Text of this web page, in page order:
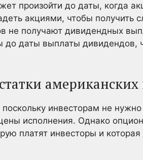
произойти до даты, когда
акциями, чтобы получить
не получают дивидендных
до даты выплаты дивидендов,
американских
инвесторам не
исполнения. Однако
платят инвесторы и